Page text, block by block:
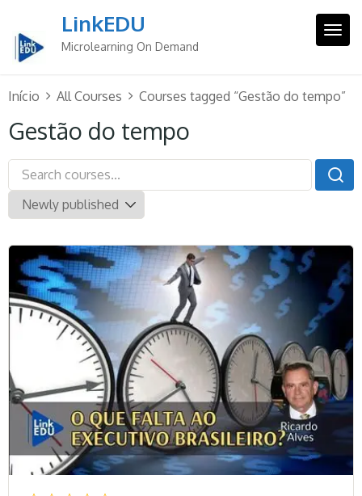
content
LinkEDU
Microlearning On Demand
Início All Courses Courses tagged “Gestão do tempo”
Gestão do tempo